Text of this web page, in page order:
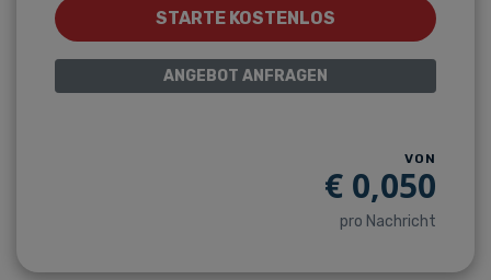
STARTE KOSTENLOS
ANGEBOT ANFRAGEN
VON
€ 0,050
pro Nachricht